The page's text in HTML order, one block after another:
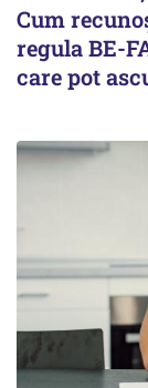
Cum
regula BE-
care pot